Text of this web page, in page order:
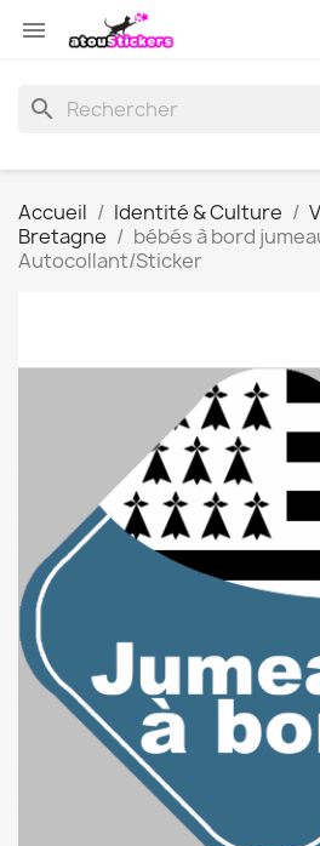

search
Accueil Identité & Culture
Bretagne
bébés à bord
Autocollant/Sticker